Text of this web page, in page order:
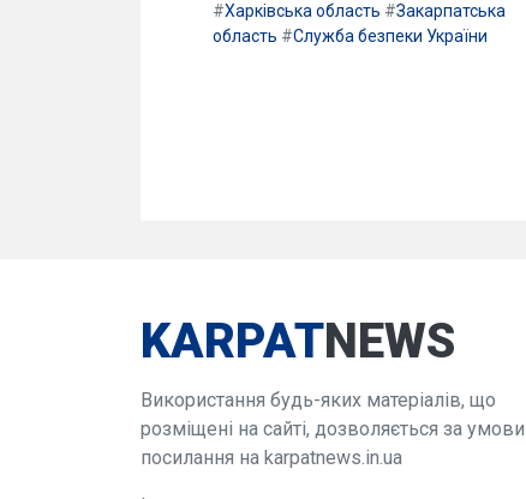
#Харківська область #Закарпатська
область #Служба безпеки України
KARPATNEWS
Використання будь-яких матеріалів, що
розміщені на сайті, дозволяється за умови
посилання на karpatnews.in.ua